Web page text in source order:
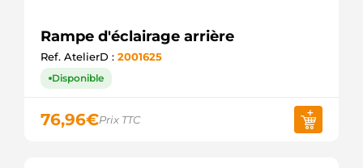
Rampe d'éclairage arrière
Ref. AtelierD : 2001625
Disponible
76,96€Prix TTC